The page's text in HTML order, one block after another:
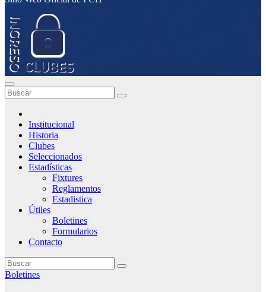
Institucional
Historia
Clubes
Seleccionados
Estadísticas
Fixtures
Reglamentos
Estadistica
Útiles
Boletines
Formularios
Contacto
Boletines